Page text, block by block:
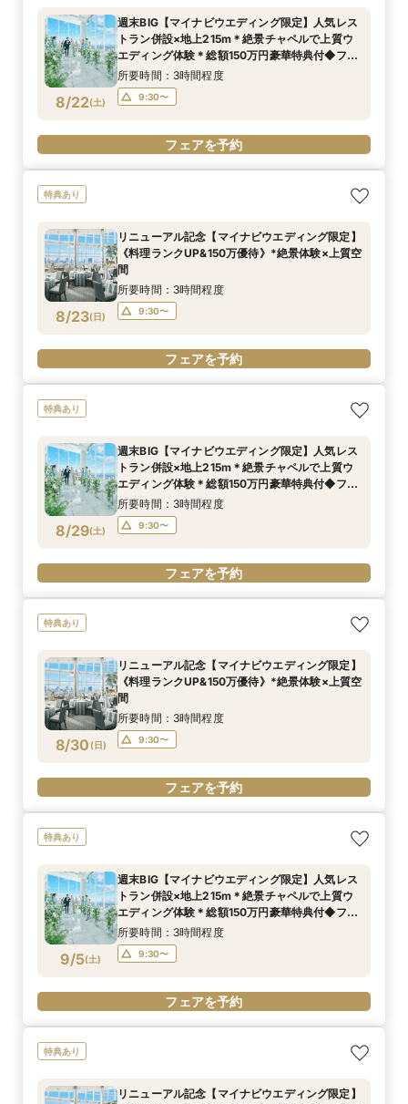
8/22(土)
週末BIG【マイナビウエディング限定】人気レス
トラン併設×地上215m＊絶景チャペルで上質ウ
エディング体験＊総額150万円豪華特典付◆フェ
ア
所要時間：3時間程度
9:30〜
フェアを予約
特典あり
8/23(日)
リニューアル記念【マイナビウエディング限定】
《料理ランクUP&150万優待》*絶景体験×上質空
間
所要時間：3時間程度
9:30〜
フェアを予約
特典あり
8/29(土)
週末BIG【マイナビウエディング限定】人気レス
トラン併設×地上215m＊絶景チャペルで上質ウ
エディング体験＊総額150万円豪華特典付◆フェ
ア
所要時間：3時間程度
9:30〜
フェアを予約
特典あり
8/30 (日)
リニューアル記念【マイナビウエディング限定】
《料理ランクUP&150万優待》*絶景体験×上質空
間
所要時間：3時間程度
9:30〜
フェアを予約
特典あり
9/5(土)
週末BIG【マイナビウエディング限定】人気レス
トラン併設×地上215m＊絶景チャペルで上質ウ
エディング体験＊総額150万円豪華特典付◆フェ
ア
所要時間：3時間程度
9:30〜
フェアを予約
特典あり
リニューアル記念【マイナビウエディング限定】